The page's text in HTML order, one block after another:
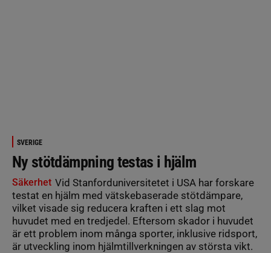
SVERIGE
Ny stötdämpning testas i hjälm
Säkerhet Vid Stanforduniversitetet i USA har forskare
testat en hjälm med vätskebaserade stötdämpare,
vilket visade sig reducera kraften i ett slag mot
huvudet med en tredjedel. Eftersom skador i huvudet
är ett problem inom många sporter, inklusive ridsport,
är utveckling inom hjälmtillverkningen av största vikt.